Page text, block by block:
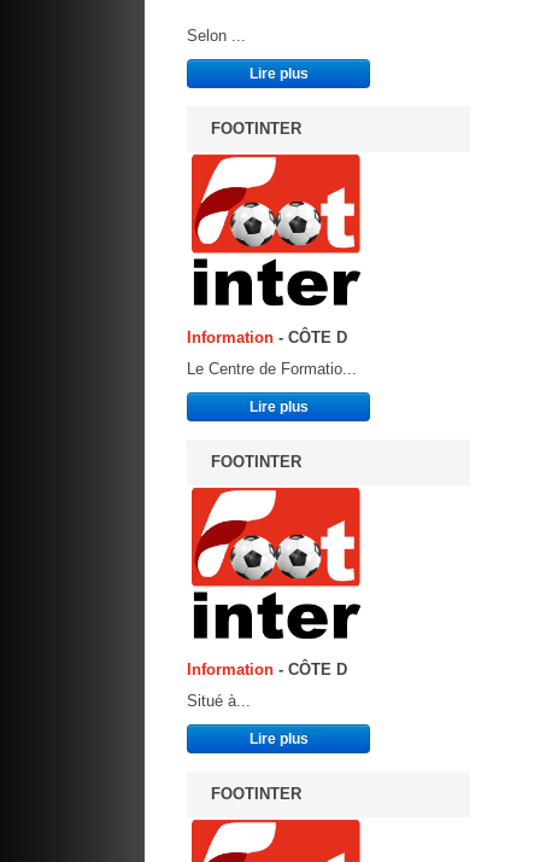
Selon ...
Lire plus
FOOTINTER
Information - CÔTE D
Le Centre de Formatio...
Lire plus
FOOTINTER
Information - CÔTE D
Situé à...
Lire plus
FOOTINTER